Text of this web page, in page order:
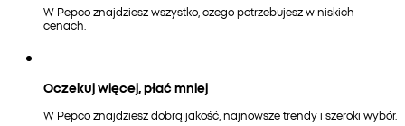
W Pepco znajdziesz wszystko, czego potrzebujesz w niskich
cenach.
Oczekuj więcej, płać mniej
W Pepco znajdziesz dobrą jakość, najnowsze trendy i szeroki wybór.